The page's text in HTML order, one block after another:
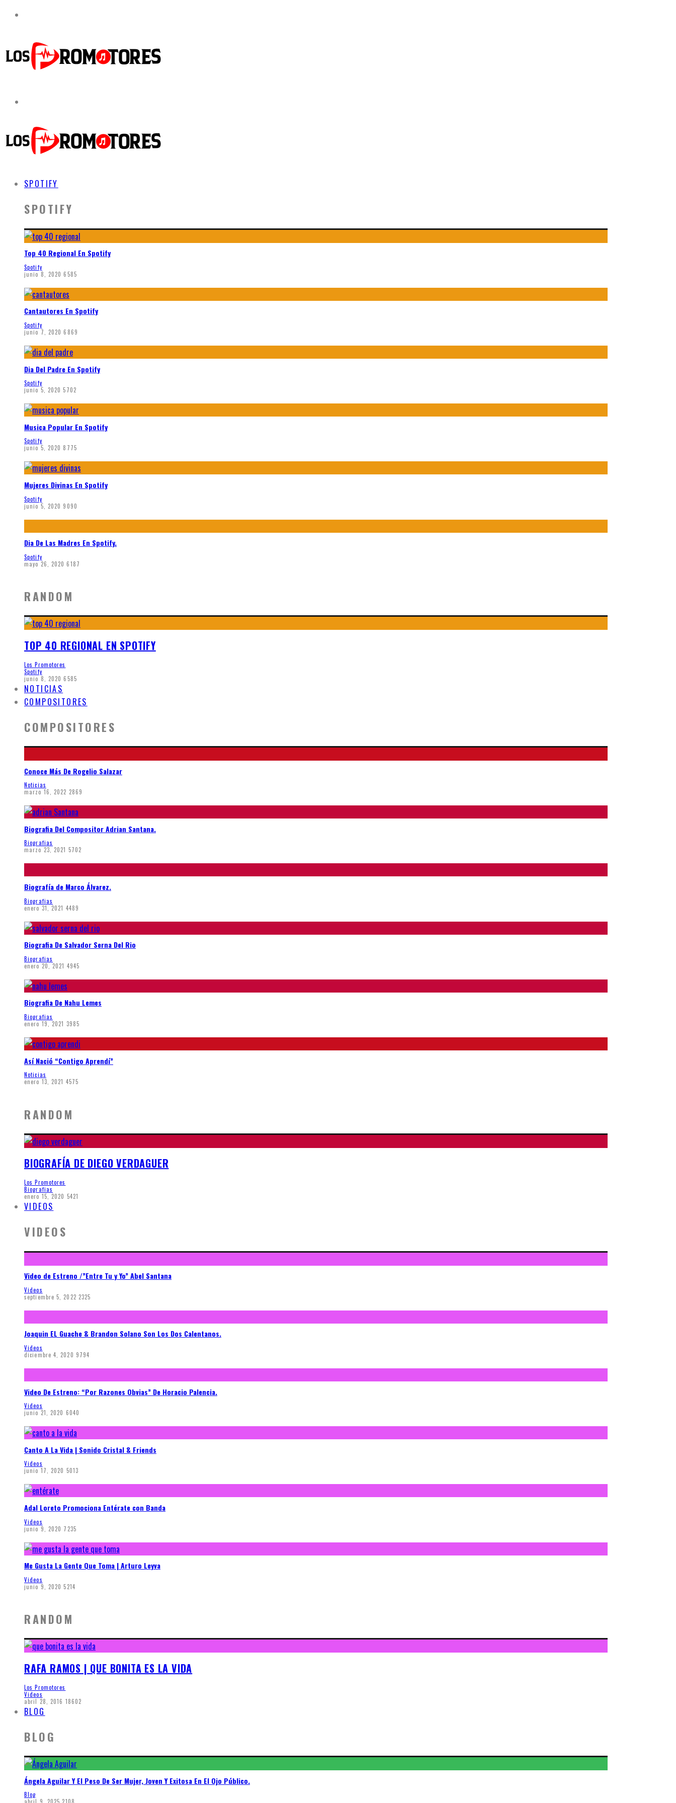
SPOTIFY
SPOTIFY
Top 40 Regional En Spotify
Spotify
junio 8, 2020 6585
Cantautores En Spotify
Spotify
junio 7, 2020 6869
Dia Del Padre En Spotify
Spotify
junio 5, 2020 5702
Musica Popular En Spotify
Spotify
junio 5, 2020 8775
Mujeres Divinas En Spotify
Spotify
junio 5, 2020 9090
Dia De Las Madres En Spotify.
Spotify
mayo 26, 2020 6187
RANDOM
TOP 40 REGIONAL EN SPOTIFY
Los Promotores
Spotify
junio 8, 2020 6585
NOTICIAS
COMPOSITORES
COMPOSITORES
Conoce Más De Rogelio Salazar
Noticias
marzo 16, 2022 2869
Biografia Del Compositor Adrian Santana.
Biografias
marzo 23, 2021 5702
Biografía de Marco Álvarez.
Biografias
enero 31, 2021 4489
Biografia De Salvador Serna Del Rio
Biografias
enero 20, 2021 4945
Biografia De Nahu Lemes
Biografias
enero 19, 2021 3985
Así Nació “Contigo Aprendí”
Noticias
enero 13, 2021 4575
RANDOM
BIOGRAFÍA DE DIEGO VERDAGUER
Los Promotores
Biografias
enero 15, 2020 5421
VIDEOS
VIDEOS
Video de Estreno /”Entre Tu y Yo” Abel Santana
Videos
septiembre 5, 2022 2325
Joaquin EL Guache & Brandon Solano Son Los Dos Calentanos.
Videos
diciembre 4, 2020 9794
Video De Estreno: “Por Razones Obvias” De Horacio Palencia.
Videos
junio 21, 2020 6040
Canto A La Vida | Sonido Cristal & Friends
Videos
junio 17, 2020 5013
Adal Loreto Promociona Entérate con Banda
Videos
junio 9, 2020 7235
Me Gusta La Gente Que Toma | Arturo Leyva
Videos
junio 9, 2020 5214
RANDOM
RAFA RAMOS | QUE BONITA ES LA VIDA
Los Promotores
Videos
abril 28, 2016 18602
BLOG
BLOG
Ángela Aguilar Y El Peso De Ser Mujer, Joven Y Exitosa En El Ojo Público.
Blog